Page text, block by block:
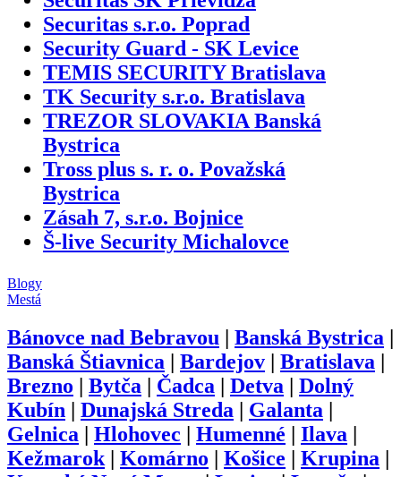
Securitas s.r.o. Poprad
Security Guard - SK Levice
TEMIS SECURITY Bratislava
TK Security s.r.o. Bratislava
TREZOR SLOVAKIA Banská
Bystrica
Tross plus s. r. o. Považská
Bystrica
Zásah 7, s.r.o. Bojnice
Š-live Security Michalovce
Blogy
Mestá
Bánovce nad Bebravou | Banská Bystrica |
Banská Štiavnica | Bardejov | Bratislava |
Brezno | Bytča | Čadca | Detva | Dolný
Kubín | Dunajská Streda | Galanta |
Gelnica | Hlohovec | Humenné | Ilava |
Kežmarok | Komárno | Košice | Krupina |